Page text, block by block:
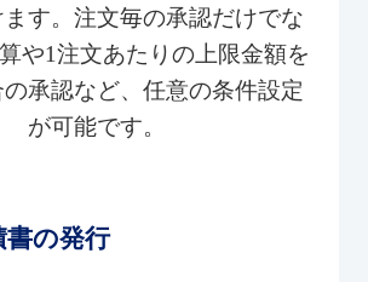
す。注文毎の承認だけでな
や1注文あたりの上限金額を
承認など、任意の条件設定
が可能です。
書の発行